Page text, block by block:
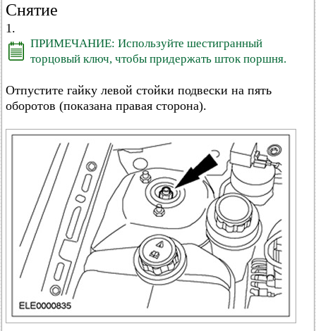
Снятие
1.
ПРИМЕЧАНИЕ: Используйте шестигранный
торцовый ключ, чтобы придержать шток поршня.
Отпустите гайку левой стойки подвески на пять
оборотов (показана правая сторона).